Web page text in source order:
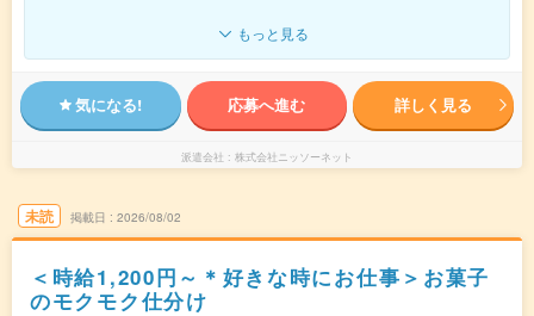
もっと見る
気になる! 応募へ進む 詳しく見る
派遣会社 株式会社ニッソーネット
未読 掲載日 2026/08/02
＜時給1,200円～＊好きな時にお仕事＞お菓子
のモクモク仕分け